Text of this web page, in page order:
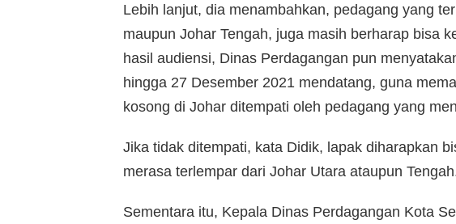
Lebih lanjut, dia menambahkan, pedagang yang
maupun Johar Tengah, juga masih berharap bisa
hasil audiensi, Dinas Perdagangan pun
hingga 27 Desember 2021 mendatang, guna
kosong di Johar ditempati oleh pedagang yang
Jika tidak ditempati, kata Didik, lapak diharapkan
merasa terlempar dari Johar Utara ataupun
Sementara itu, Kepala Dinas Perdagangan Kota